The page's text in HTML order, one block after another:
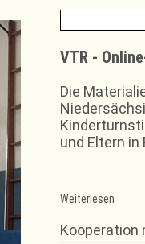
Suchen
nach:
VTR -
Die
und Eltern in
Weiterlesen
Jump
Kooperation